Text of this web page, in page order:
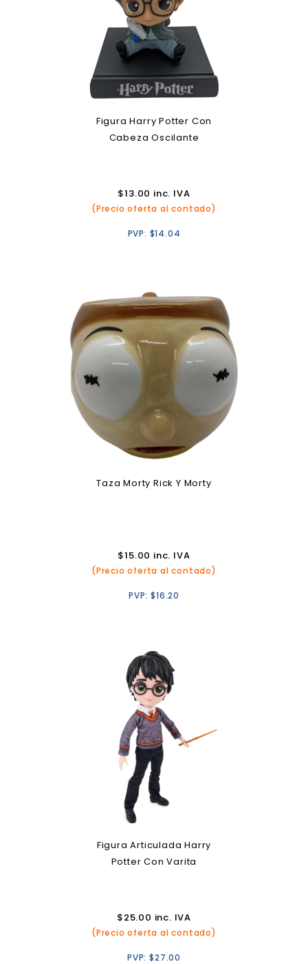
Figura Harry Potter Con
Cabeza Oscilante
$13.00 inc. IVA
(Precio oferta al contado)
PVP: $14.04
Taza Morty Rick Y Morty
$15.00 inc. IVA
(Precio oferta al contado)
PVP:$16.20
Figura Articulada Harry
Potter Con Varita
$25.00 inc. IVA
(Precio oferta al contado)
PVP:$27.00